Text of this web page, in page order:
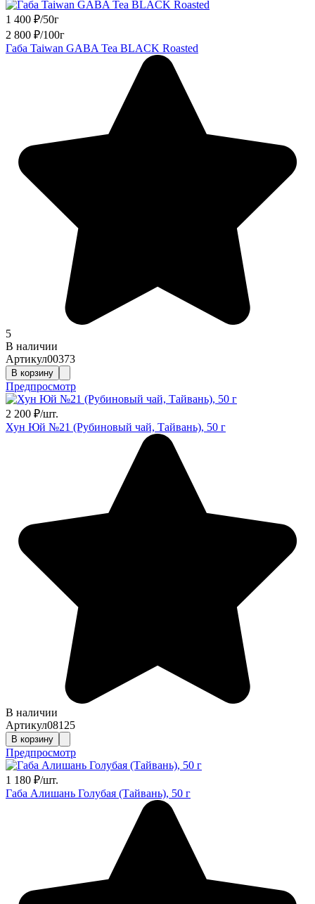
1 400 ₽/50г
2 800 ₽/100г
Габа Taiwan GABA Tea BLACK Roasted
5
В наличии
Артикул00373
В корзину
Предпросмотр
2 200 ₽/шт.
Хун Юй №21 (Рубиновый чай, Тайвань), 50 г
В наличии
Артикул08125
В корзину
Предпросмотр
1 180 ₽/шт.
Габа Алишань Голубая (Тайвань), 50 г